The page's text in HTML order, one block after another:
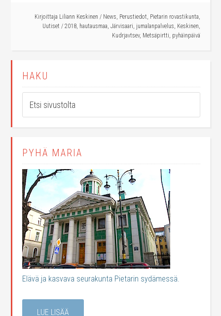
Kirjoittaja Liliann Keskinen / News, Perustiedot, Pietarin rovastikunta,
Uutiset / 2018, hautausmaa, Järvisaari, jumalanpalvelus, Keskinen,
Kudrjavtsev, Metsäpirtti, pyhäinpäivä
HAKU
PYHÄ MARIA
Elävä ja kasvava seurakunta Pietarin sydämessä.
LUE LISÄÄ